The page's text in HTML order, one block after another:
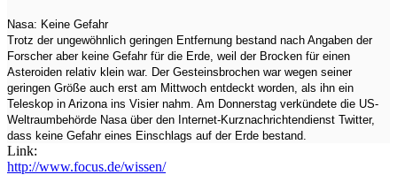
Nasa: Keine Gefahr
Trotz der ungewöhnlich geringen Entfernung bestand nach Angaben der
Forscher aber keine Gefahr für die Erde, weil der Brocken für einen
Asteroiden relativ klein war. Der Gesteinsbrochen war wegen seiner
geringen Größe auch erst am Mittwoch entdeckt worden, als ihn ein
Teleskop in Arizona ins Visier nahm. Am Donnerstag verkündete die US-
Weltraumbehörde Nasa über den Internet-Kurznachrichtendienst Twitter,
dass keine Gefahr eines Einschlags auf der Erde bestand.
Link:
http://www.focus.de/wissen/